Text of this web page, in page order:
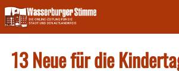
Skip
to
content
13 Neue für die